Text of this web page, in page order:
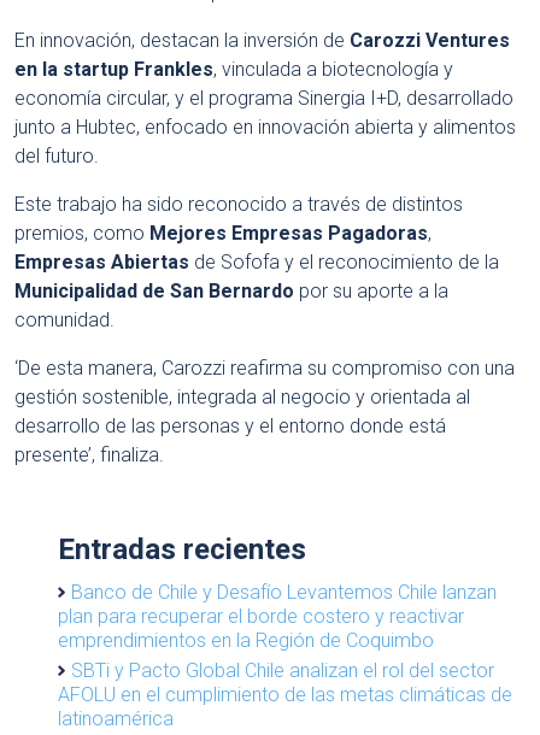
En innovación, destacan la inversión de Carozzi Ventures
en la startup Frankles, vinculada a biotecnología y
economía circular, y el programa Sinergia I+D, desarrollado
junto a Hubtec, enfocado en innovación abierta y alimentos
del futuro.
Este trabajo ha sido reconocido a través de distintos
premios, como Mejores Empresas Pagadoras,
Empresas Abiertas de Sofofa y el reconocimiento de la
Municipalidad de San Bernardo por su aporte a la
comunidad.
‘De esta manera, Carozzi reafirma su compromiso con una
gestión sostenible, integrada al negocio y orientada al
desarrollo de las personas y el entorno donde está
presente’, finaliza.
Entradas recientes
Banco de Chile y Desafío Levantemos Chile lanzan
plan para recuperar el borde costero y reactivar
emprendimientos en la Región de Coquimbo
SBTi y Pacto Global Chile analizan el rol del sector
AFOLU en el cumplimiento de las metas climáticas de
latinoamérica